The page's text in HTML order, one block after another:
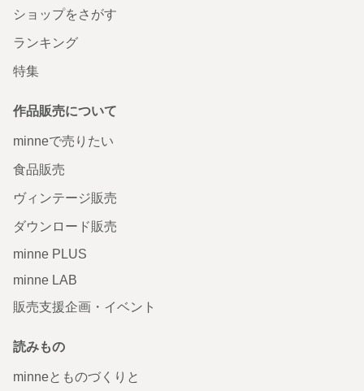
ショップをさがす
ランキング
特集
作品販売について
minneで売りたい
食品販売
ヴィンテージ販売
ダウンロード販売
minne PLUS
minne LAB
販売支援企画・イベント
読みもの
minneとものづくりと